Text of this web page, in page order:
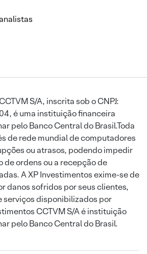
S/A, inscrita sob o CNPJ:
é uma instituição financeira
pelo Banco Central do Brasil.Toda
de rede mundial de computadores
ou atrasos, podendo impedir
de ordens ou a recepção de
A XP Investimentos exime-se de
danos sofridos por seus clientes,
serviços disponibilizados por
CCTVM S/A é instituição
pelo Banco Central do Brasil.